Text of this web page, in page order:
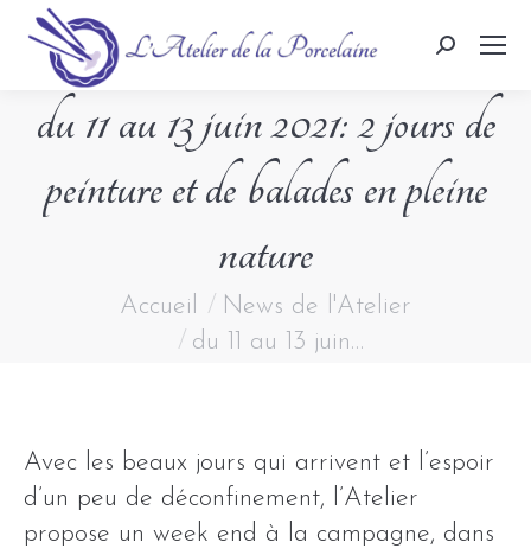
Search:
du 11 au 13 juin 2021: 2 jours de
peinture et de balades en pleine
nature
Vous êtes ici :
Accueil
News de l'Atelier
du 11 au 13 juin…
Avec les beaux jours qui arrivent et l’espoir
d’un peu de déconfinement, l’Atelier
propose un week end à la campagne, dans